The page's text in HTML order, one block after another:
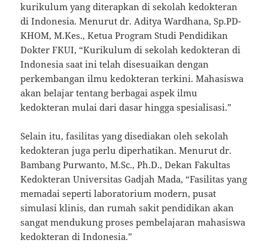
kurikulum yang diterapkan di sekolah kedokteran
di Indonesia. Menurut dr. Aditya Wardhana, Sp.PD-
KHOM, M.Kes., Ketua Program Studi Pendidikan
Dokter FKUI, “Kurikulum di sekolah kedokteran di
Indonesia saat ini telah disesuaikan dengan
perkembangan ilmu kedokteran terkini. Mahasiswa
akan belajar tentang berbagai aspek ilmu
kedokteran mulai dari dasar hingga spesialisasi.”
Selain itu, fasilitas yang disediakan oleh sekolah
kedokteran juga perlu diperhatikan. Menurut dr.
Bambang Purwanto, M.Sc., Ph.D., Dekan Fakultas
Kedokteran Universitas Gadjah Mada, “Fasilitas yang
memadai seperti laboratorium modern, pusat
simulasi klinis, dan rumah sakit pendidikan akan
sangat mendukung proses pembelajaran mahasiswa
kedokteran di Indonesia.”